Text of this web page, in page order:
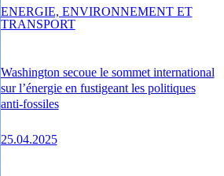
Washington secoue le sommet international
sur l’énergie en fustigeant les politiques
anti-fossiles
25.04.2025
ENERGIE, ENVIRONNEMENT ET
TRANSPORT